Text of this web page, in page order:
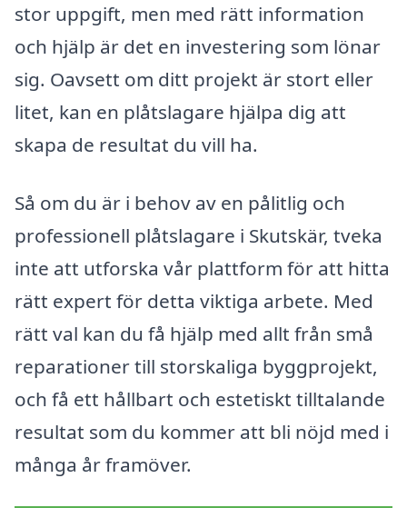
stor uppgift, men med rätt information
och hjälp är det en investering som lönar
sig. Oavsett om ditt projekt är stort eller
litet, kan en plåtslagare hjälpa dig att
skapa de resultat du vill ha.
Så om du är i behov av en pålitlig och
professionell plåtslagare i Skutskär, tveka
inte att utforska vår plattform för att hitta
rätt expert för detta viktiga arbete. Med
rätt val kan du få hjälp med allt från små
reparationer till storskaliga byggprojekt,
och få ett hållbart och estetiskt tilltalande
resultat som du kommer att bli nöjd med i
många år framöver.